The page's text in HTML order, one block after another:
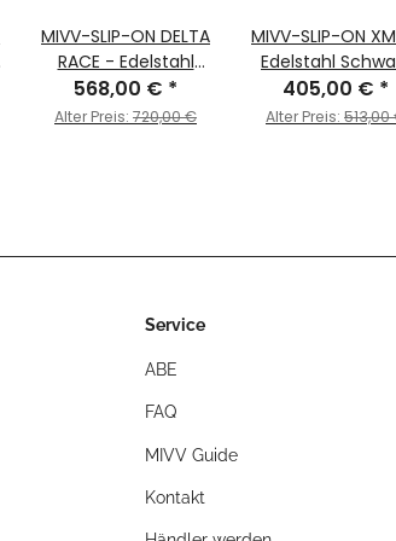
MIVV-SLIP-ON DELTA
RACE - Edelstahl
Schwarz für
TRIUMPH - STREET
568,00 € *
Alter Preis: 720,00 €
MIVV-SLIP-ON
Edelstahl
für TRIUMPH -
STREET TRIPLE
405,00 € *
Alter Preis: 513,00
Service
ABE
FAQ
MIVV Guide
Kontakt